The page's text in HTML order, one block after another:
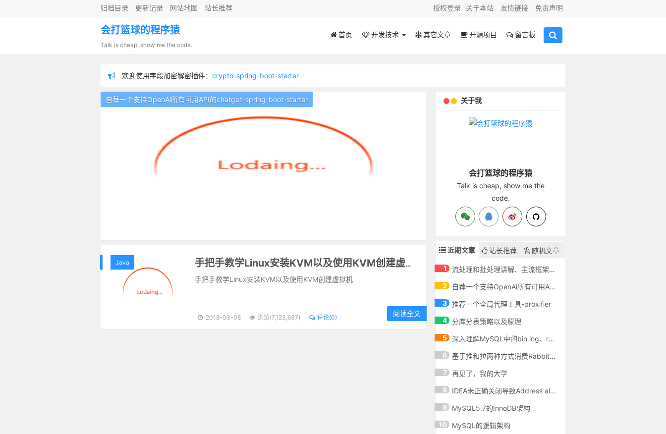
归档目录 更新记录 网站地图 站长推荐 关于本站 友情链接 免责声明
授权登录
会打篮球的程序猿
Talk is cheap, show me the code.
首页 开发技术 其它文章 开源项目 留言板
欢迎使用字段加密解密插件：crypto-spring-boot-starter
欢迎使用分布式链路追踪插件：logging-tracer
为防止留言内容不适，在留言板留言需管理员审核通过才显示！
欢迎使用日志记录器插件：
自荐一个支持OpenAi所有可用API的chatgpt-spring-boot-starter
Java
手把手教学Linux安装KVM以及使用KVM创建虚拟机
手把手教学Linux安装KVM以及使用KVM创建虚拟机
2018-03-08 浏览(7,123,637) 评论(0) 阅读全文
关于我
会打篮球的程序猿
Talk is cheap, show me the
code.
近期文章 站长推荐 随机文章
1
流处理和批处理讲解、主流框架对比、流批一体架构
2
自荐一个支持OpenAi所有可用API的chatgpt-spring-boot-starter
3 推荐一个全局代理工具-proxifier
4
分库分表策略以及原理
5 深入理解MySQL中的bin log、redo log、undo log
6 基于推和拉两种方式消费RabbitMQ消息
7 再见了，我的大学
8
IDEA未正确关闭导致Address already in use: bind
9
MySQL5.7的InnoDB架构
10
MySQL的逻辑架构